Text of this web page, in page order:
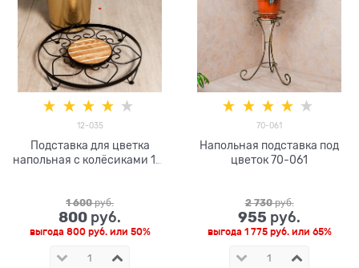
12-035
Подставка для цветка
напольная с колёсиками 12-
1 600 руб.
800 руб.
выгода 800 руб.или 50%
70-061
Напольная подставка под
цветок 70-061
2 730 руб.
955 руб.
выгода 1 775 руб.или 65%